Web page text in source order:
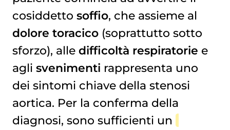
cosiddetto soffio, che assieme al
dolore toracico(soprattutto sotto
sforzo), alle difficoltà respiratorie e
agli svenimenti rappresenta uno
dei sintomi chiave della stenosi
aortica. Per la conferma della
diagnosi, sono sufficienti un